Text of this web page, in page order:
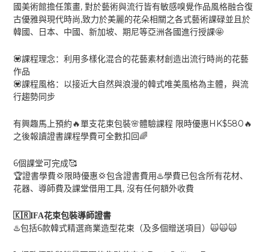
國美術館擔任策畫, 對於藝術與流行皆有敏感嗅覺作品風格融合復
古優雅與現代時尚,致力於美麗的花朵相關之各式藝術課碌並且於
韓國、日本、中國、新加坡、期尼等亞洲各國進行授課🤩
💟課程理念：利用多樣化混合的花藝素材創造出流行時尚的花藝
作品
💟課程風格：以接近大自然與浪漫的韓式唯美風格為主體，與流
行趨勢同步
有興趣馬上預約 🔥單支花束包裝🌸體驗課程 限時優惠 HK$580🔥
之後報讀證書課程學費可全數扣回 🌈
6個課堂可完成🥰
🏆證書學費💢 限時優惠💢包含證書費用 ♨️學費已包含所有花材、
花器、導師費及課堂借用工具, 沒有任何額外收費
🇰🇷IFA花束包裝導師證書
♨️包括6款韓式精選商業造型花束（及多個贈送項目） 🙀🙀🙀